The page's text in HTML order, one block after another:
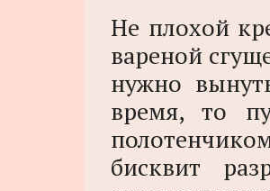
Не плохой
вареной
нужно
время, то
бисквит